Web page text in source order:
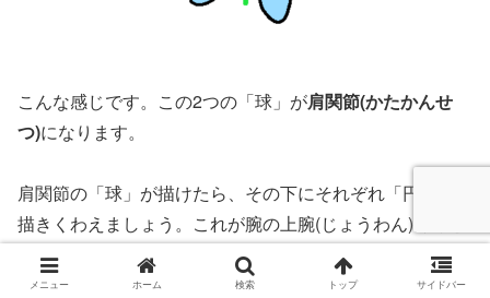
こんな感じです。この2つの「球」が肩関節(かたかんせ
つ)になります。
肩関節の「球」が描けたら、その下にそれぞれ「円柱」を
描きくわえましょう。これが腕の上腕(じょうわん)部分と
なります。上腕の「円柱」の長さは腹の「球」の中間まで
くらいが良いでしょう。
メニュー ホーム 検索 トップ サイドバー